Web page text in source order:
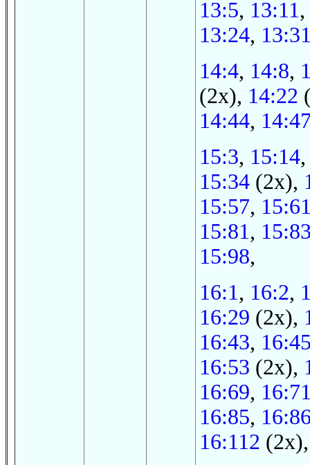
13:5, 13:11,
13:24,
14:4, 14:8,
(2x), 14:22
14:44,
15:3, 15:14
15:34 (2x),
15:57,
15:81,
15:98,
16:1, 16:2,
16:29 (2x),
16:43,
16:53 (2x),
16:69,
16:85,
16:112